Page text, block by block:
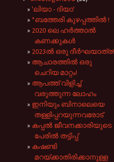
'ലിയാ - ദിയാ'
*ബത്തേരി കുഴപ്പത്തിൽ !
2020 ലെ ഹർത്താൽ
കണക്കുകൾ
2023ൽ ഒരു ദീർഘയാത്ര!
ആചാരത്തിൽ ഒരു
ചെറിയ മാറ്റം!
ആപത്ത് വിളിച്ച്
വരുത്തുന്ന ലോഹം
ഇനിയും ബിനാലെയെ
തള്ളിപ്പറയുന്നവരോട്
കപ്പൽ ജീവനക്കാരിയുടെ
പേരിൽ തട്ടിപ്പ്
കഷണ്ടി
മറയ്ക്കാതിരിക്കാനുള്ള